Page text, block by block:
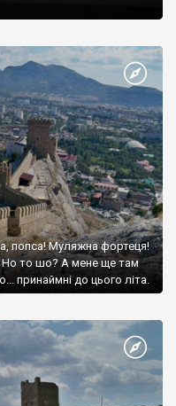
попса! Муляжна фортеця!
Но то шо? А мене ще там
принаймні до цього літа.